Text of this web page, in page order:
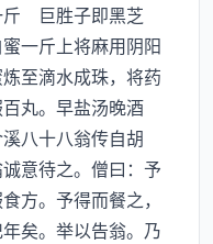
斤 巨胜子即黑芝
一斤上将麻用阴阳
至滴水成珠，将药
丸。早盐汤晚酒
八十八翁传自胡
意待之。僧曰：予
方。予得而餐之，
矣。举以告翁。乃